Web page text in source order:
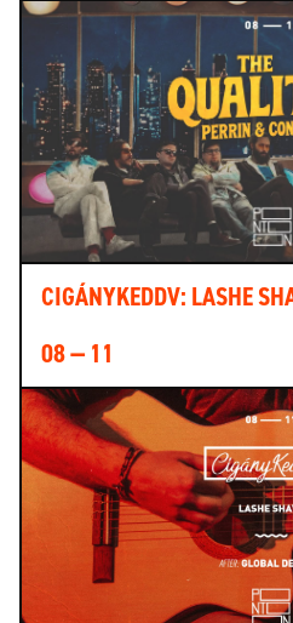
CIGÁNYKEDDV: LASHE
08 — 11